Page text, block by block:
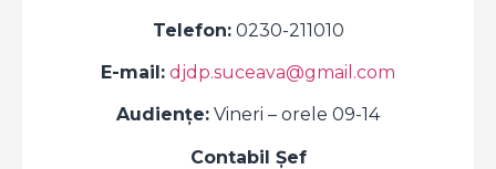
Telefon:0230-211010
E-mail: djdp.suceava@gmail.com
Audiențe: Vineri – orele 09-14
Contabil Şef